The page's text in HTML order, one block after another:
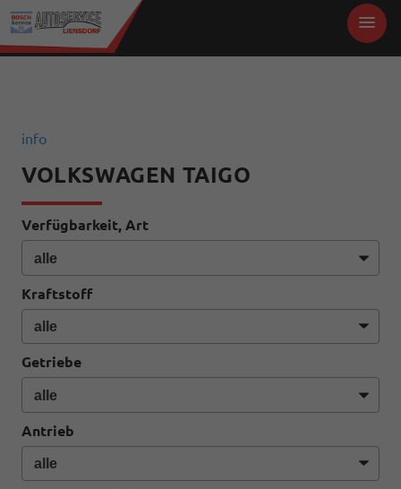
info
VOLKSWAGEN TAIGO
Verfügbarkeit, Art
Kraftstoff
Getriebe
Antrieb